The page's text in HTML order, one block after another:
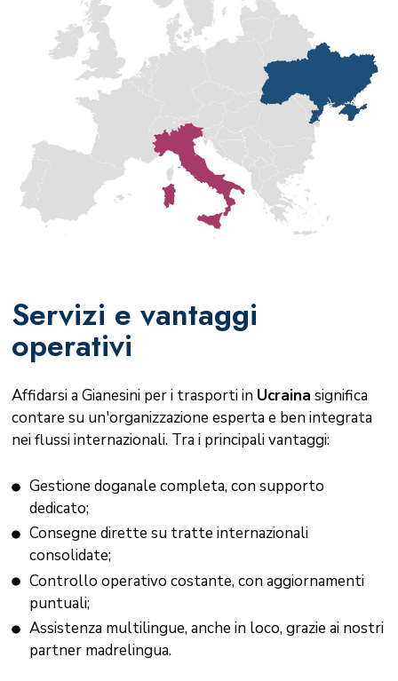
Servizi e vantaggi
operativi
Affidarsi a Gianesini per i trasporti in Ucraina significa
contare su un'organizzazione esperta e ben integrata
nei flussi internazionali. Tra i principali vantaggi:
Gestione doganale completa, con supporto
dedicato;
Consegne dirette su tratte internazionali
consolidate;
Controllo operativo costante, con aggiornamenti
puntuali;
Assistenza multilingue, anche in loco, grazie ai nostri
partner madrelingua.